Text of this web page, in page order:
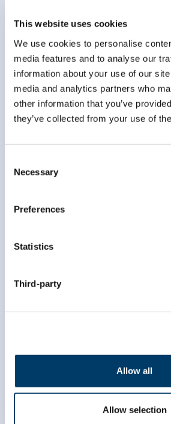
This website uses cookies
We use cookies to personalise
media features and to analyse our
information about your use of our
media and analytics partners who
other information that you’ve
they’ve collected from your use of
Selection
Necessary
Preferences
Statistics
Third-party
Allow all
Allow selection
Chercheuses et
Le prix Pre Susan Kirkland
carrière